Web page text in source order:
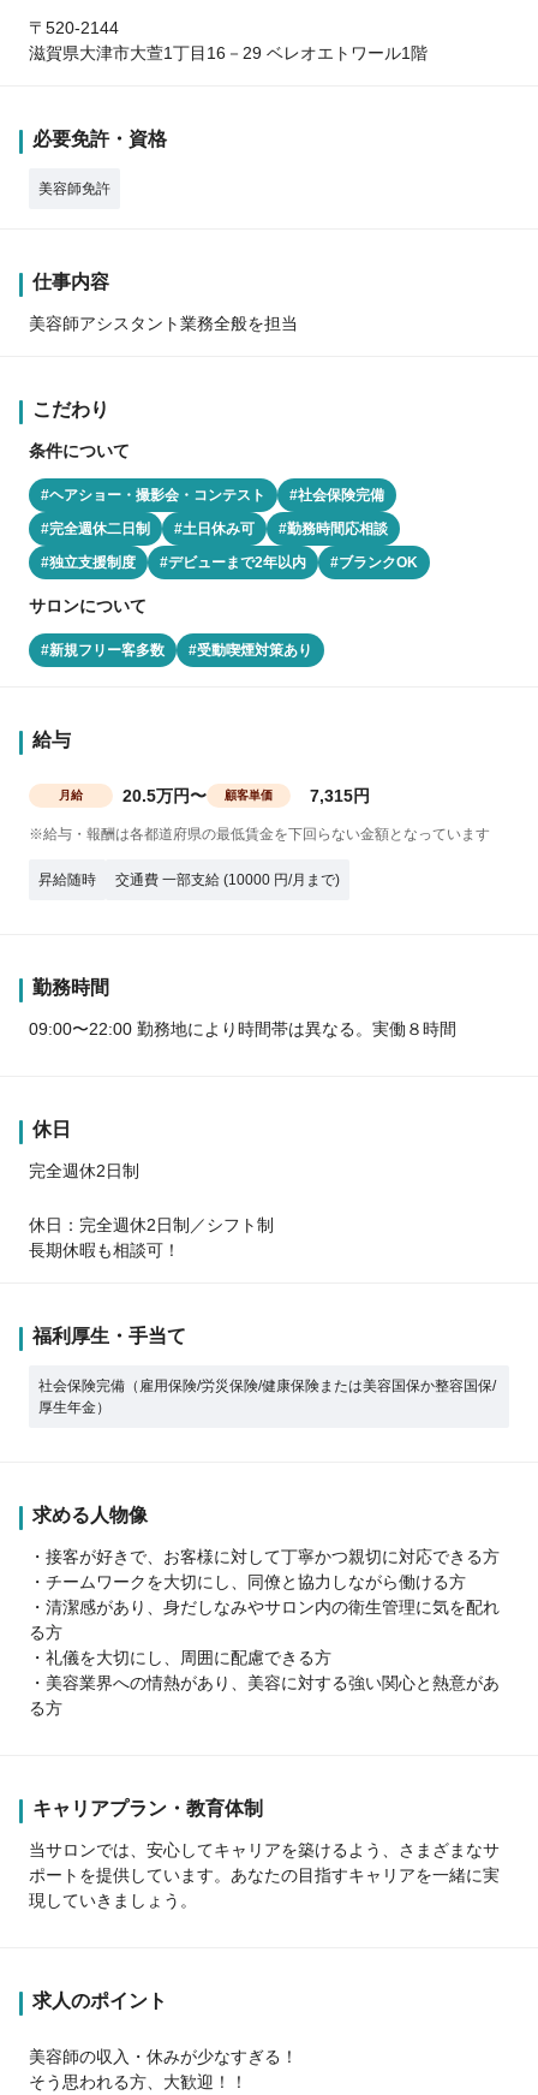
〒520-2144
滋賀県大津市大萱1丁目16－29 ベレオエトワール1階
必要免許・資格
美容師免許
仕事内容
美容師アシスタント業務全般を担当
こだわり
条件について
#ヘアショー・撮影会・コンテスト
#社会保険完備
#完全週休二日制
#土日休み可
#勤務時間応相談
#独立支援制度
#デビューまで2年以内 #ブランクOK
サロンについて
#新規フリー客多数 #受動喫煙対策あり
給与
月給 20.5万円〜 顧客単価 7,315円
※給与・報酬は各都道府県の最低賃金を下回らない金額となっています
昇給随時 交通費 一部支給 (10000 円/月まで)
勤務時間
09:00〜22:00 勤務地により時間帯は異なる。実働８時間
休日
完全週休2日制
休日：完全週休2日制／シフト制
長期休暇も相談可！
福利厚生・手当て
社会保険完備（雇用保険/労災保険/健康保険または美容国保か整容国保/
厚生年金）
求める人物像
・接客が好きで、お客様に対して丁寧かつ親切に対応できる方
・チームワークを大切にし、同僚と協力しながら働ける方
・清潔感があり、身だしなみやサロン内の衛生管理に気を配れ
る方
・礼儀を大切にし、周囲に配慮できる方
・美容業界への情熱があり、美容に対する強い関心と熱意があ
る方
キャリアプラン・教育体制
当サロンでは、安心してキャリアを築けるよう、さまざまなサ
ポートを提供しています。あなたの目指すキャリアを一緒に実
現していきましょう。
求人のポイント
美容師の収入・休みが少なすぎる！
そう思われる方、大歓迎！！